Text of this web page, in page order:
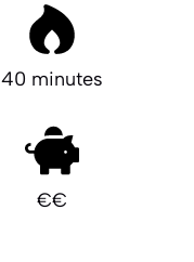
40 minutes
€€